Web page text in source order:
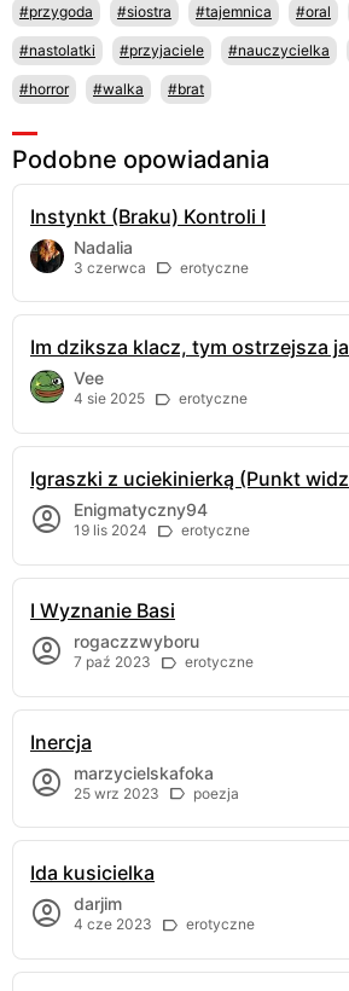
#przygoda #siostra #tajemnica #oral
#nastolatki #przyjaciele #nauczycielka
#horror #walka #brat
Podobne opowiadania
Instynkt (Braku) Kontroli I
Nadalia
3 czerwca erotyczne
Im dziksza klacz, tym ostrzejsza
Vee
4 sie 2025 erotyczne
Igraszki z uciekinierką (Punkt
Enigmatyczny94
19 lis 2024 erotyczne
I Wyznanie Basi
rogaczzwyboru
7 paź 2023 erotyczne
Inercja
marzycielskafoka
25 wrz 2023 poezja
Ida kusicielka
darjim
4 cze 2023 erotyczne